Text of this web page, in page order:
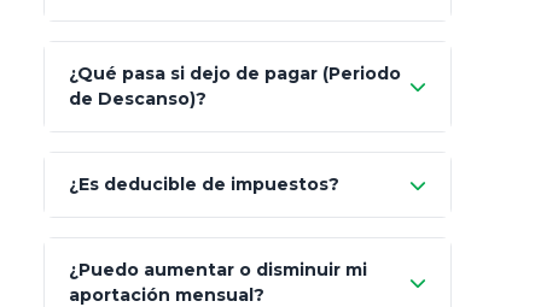
GNP (Proyecta)
Seguros Monterrey
¿Qué pasa si dejo de pagar (Periodo
de Descanso)?
¿Es deducible de impuestos?
¿Puedo aumentar o disminuir mi
aportación mensual?